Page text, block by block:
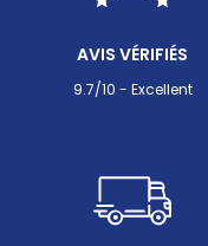
AVIS VÉRIFIÉS
9.7/10 - Excellent